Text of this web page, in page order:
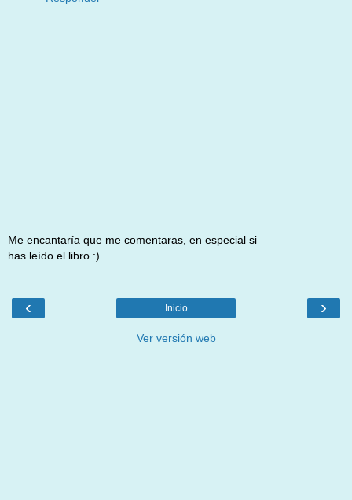
Me encantaría que me comentaras, en especial si
has leído el libro :)
‹ ›
Inicio
Ver versión web